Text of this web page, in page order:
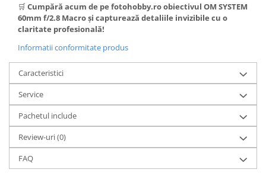
🛒 Cumpără acum de pe fotohobby.ro obiectivul OM SYSTEM
60mm f/2.8 Macro și capturează detaliile invizibile cu o
claritate profesională!
Informatii conformitate produs
Caracteristici
Service
Pachetul include
Review-uri(0)
FAQ